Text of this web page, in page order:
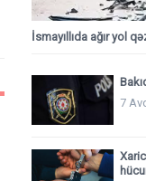
İsmayıllıda ağır yol
7